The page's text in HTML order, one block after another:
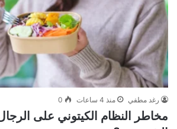
رغد مطفي منذ 4 ساعات 0
مخاطر النظام الكيتوني على